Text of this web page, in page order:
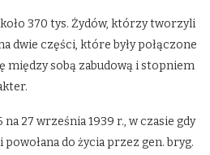
370 tys. Żydów, którzy tworzyli
dwie części, które były połączone
między sobą zabudową i stopniem
27 września 1939 r., w czasie gdy
powołana do życia przez gen. bryg.